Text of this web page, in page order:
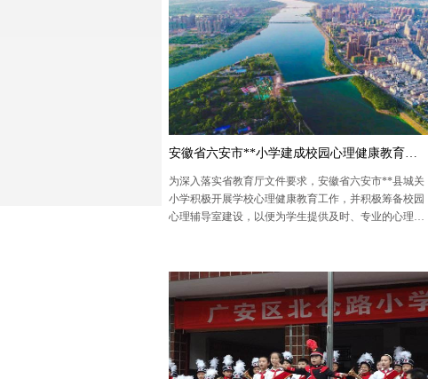
安徽省六安市**小学建成校园心理健康教育中心
为深入落实省教育厅文件要求，安徽省六安市**县城关
小学积极开展学校心理健康教育工作，并积极筹备校园
心理辅导室建设，以便为学生提供及时、专业的心理辅